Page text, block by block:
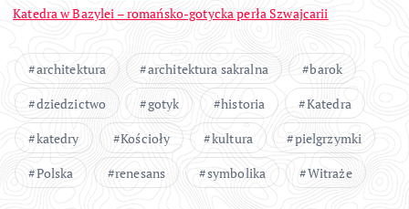
Katedra w Bazylei – romańsko-gotycka perła Szwajcarii
architektura architektura sakralna
barok
dziedzictwo
gotyk historia
Katedra
katedry
Kościoły kultura
pielgrzymki
Polska
renesans symbolika Witraże